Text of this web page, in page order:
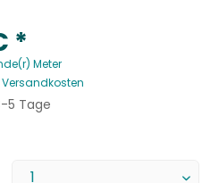
*
Meter
Versandkosten
5 Tage